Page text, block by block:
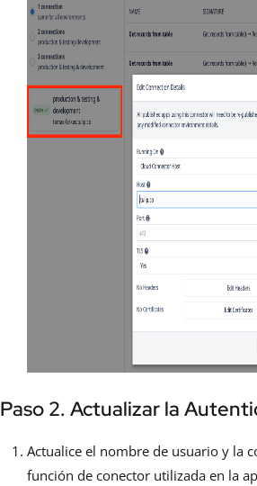
Paso 2. Actualizar la
Actualice el nombre de usuario y la
función de conector utilizada en la